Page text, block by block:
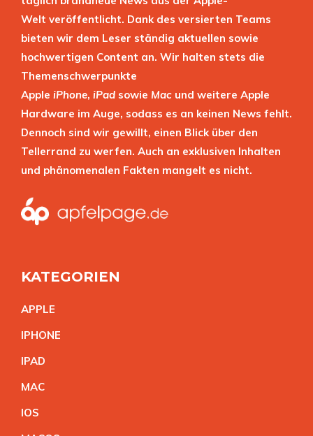
Welt veröffentlicht. Dank des versierten Teams
bieten wir dem Leser ständig aktuellen sowie
hochwertigen Content an. Wir halten stets die
Themenschwerpunkte
Apple iPhone, iPad sowie Mac und weitere Apple
Hardware im Auge, sodass es an keinen News fehlt.
Dennoch sind wir gewillt, einen Blick über den
Tellerrand zu werfen. Auch an exklusiven Inhalten
und phänomenalen Fakten mangelt es nicht.
KATEGORIEN
APPLE
IPHONE
IPAD
MAC
IOS